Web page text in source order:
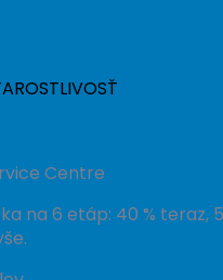
Centre
na 6 etáp: 40 % teraz, 5